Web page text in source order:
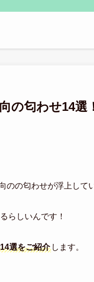
の匂わせ14
の匂わせが浮上して
らしいんです！
選をご紹介 します。